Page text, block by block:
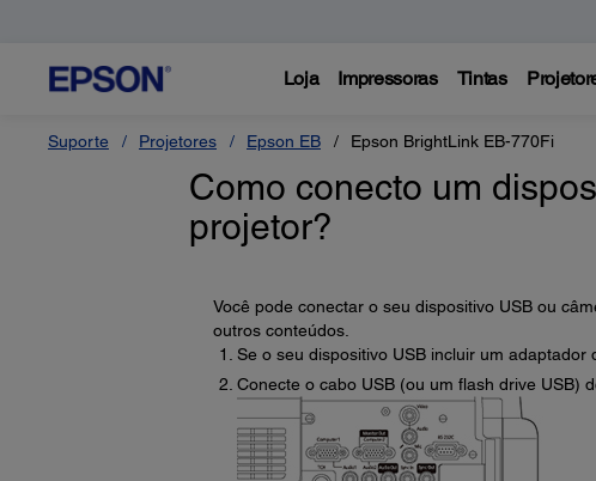
Loja Impressoras Tintas
Suporte Projetores Epson EB Epson BrightLink EB-770Fi
Como conecto um
projetor?
Você pode conectar o seu dispositivo USB ou
outros conteúdos.
Se o seu dispositivo USB incluir um
Conecte o cabo USB (ou um flash drive USB)